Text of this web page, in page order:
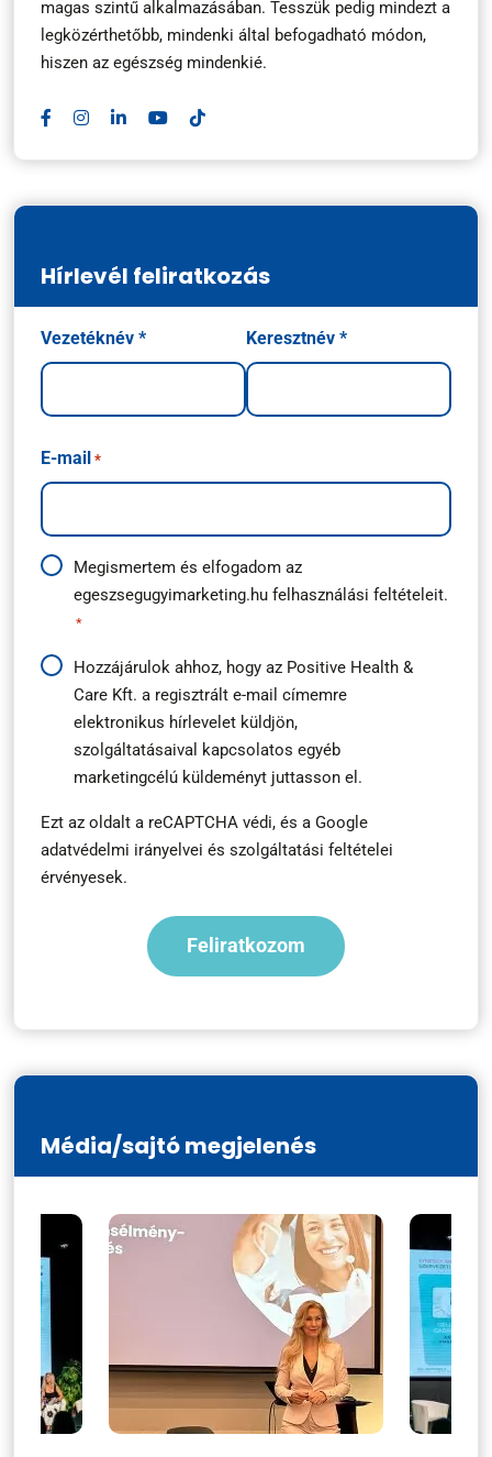
magas szintű alkalmazásában. Tesszük pedig mindezt a
legközérthetőbb, mindenki által befogadható módon,
hiszen az egészség mindenkié.
Hírlevél feliratkozás
Név
*
Vezetéknév * Keresztnév *
E-mail *
Adatkezelési
útmutató
Megismertem és elfogadom az
egeszsegugyimarketing.hu felhasználási feltételeit.
*
Hírlevél
feliratkozás
Hozzájárulok ahhoz, hogy az Positive Health &
Care Kft. a regisztrált e-mail címemre
elektronikus hírlevelet küldjön,
szolgáltatásaival kapcsolatos egyéb
marketingcélú küldeményt juttasson el.
Ezt az oldalt a reCAPTCHA védi, és a Google
adatvédelmi irányelvei és szolgáltatási feltételei
érvényesek.
Média/sajtó megjelenés